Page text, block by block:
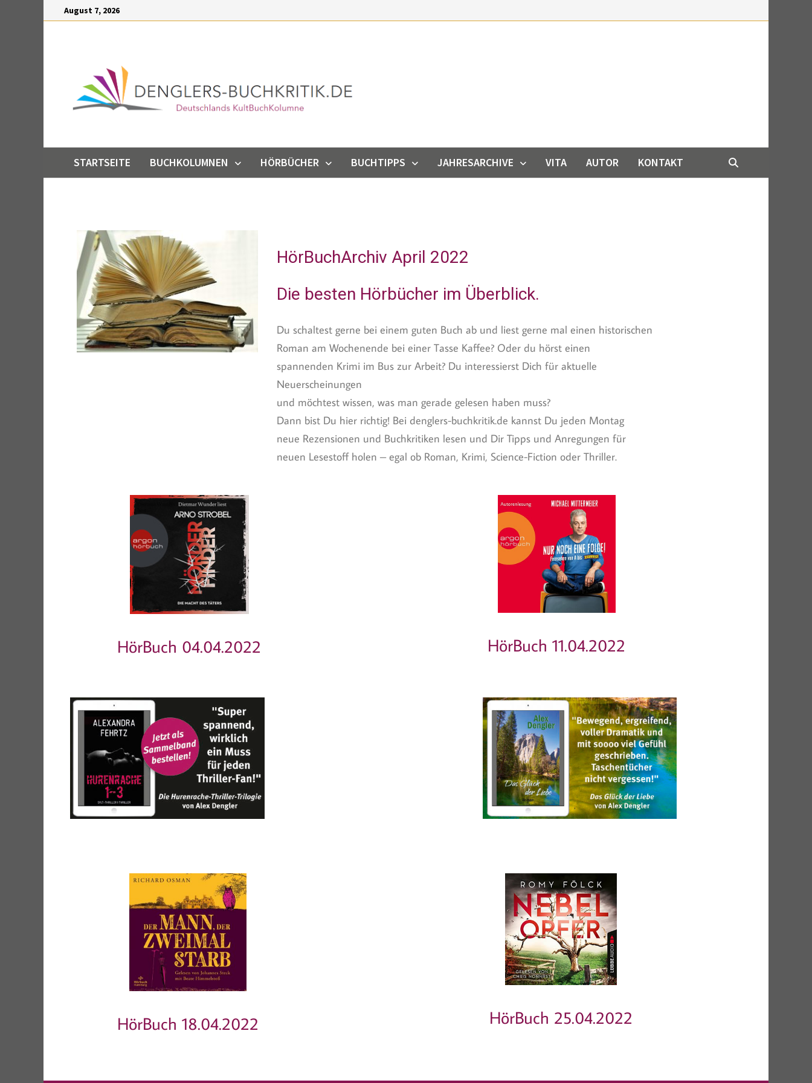
August 7, 2026
STARTSEITE BUCHKOLUMNEN HÖRBÜCHER BUCHTIPPS JAHRESARCHIVE VITA AUTOR KONTAKT
HörBuchArchiv April 2022
Die besten Hörbücher im Überblick.
Du schaltest gerne bei einem guten Buch ab und liest gerne mal einen historischen
Roman am Wochenende bei einer Tasse Kaffee? Oder du hörst einen
spannenden Krimi im Bus zur Arbeit? Du interessierst Dich für aktuelle
Neuerscheinungen
und möchtest wissen, was man gerade gelesen haben muss?
Dann bist Du hier richtig! Bei denglers-buchkritik.de kannst Du jeden Montag
neue Rezensionen und Buchkritiken lesen und Dir Tipps und Anregungen für
neuen Lesestoff holen – egal ob Roman, Krimi, Science-Fiction oder Thriller.
HörBuch 04.04.2022 HörBuch 11.04.2022
HörBuch 18.04.2022 HörBuch 25.04.2022